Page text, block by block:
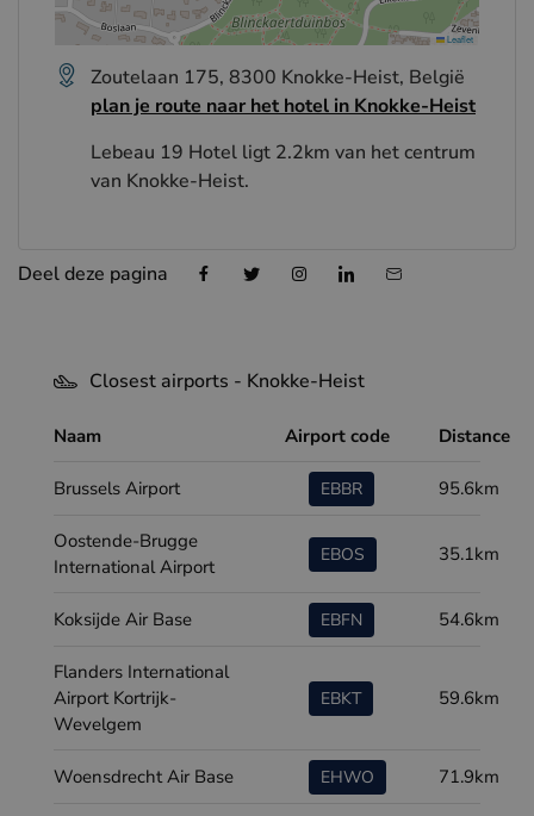
Leaflet
Zoutelaan 175, 8300 Knokke-Heist, België
plan je route naar het hotel in Knokke-Heist
Lebeau 19 Hotel ligt 2.2km van het centrum
van Knokke-Heist.
Deel deze pagina
Closest airports - Knokke-Heist
Naam Airport code Distance
Brussels Airport EBBR 95.6km
Oostende-Brugge
International Airport
EBOS 35.1km
Koksijde Air Base EBFN 54.6km
Flanders International
Airport Kortrijk-
Wevelgem
EBKT 59.6km
Woensdrecht Air Base EHWO 71.9km